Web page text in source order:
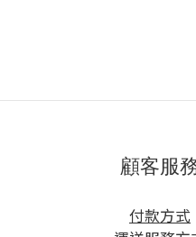
顧客服
付款方式